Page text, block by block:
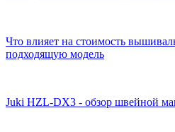
Что влияет на стоимость
подходящую модель
Juki HZL-DX3 - обзор швейной